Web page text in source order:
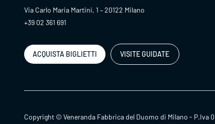
Via Carlo Maria Martini, 1 – 20122 Milano
+39 02 361 691
ACQUISTA BIGLIETTI VISITE GUIDATE
Copyright © Veneranda Fabbrica del Duomo di Milano - P.Iva